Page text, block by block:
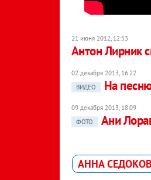
21 июня 2012, 12:53
Антон Лирник
02 декабря 2013, 16:22
ВИДЕО
На
09 декабря 2013, 18:09
ФОТО
Ани
АННА